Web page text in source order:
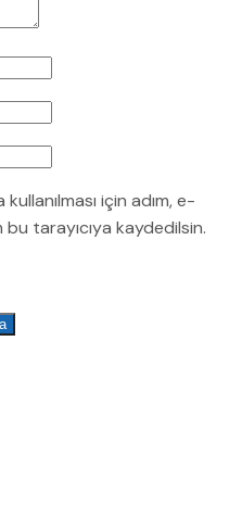
için adım, e-
tarayıcıya kaydedilsin.